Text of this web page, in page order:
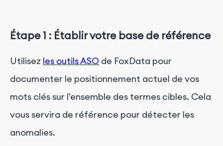
Étape 1 : Établir votre base de référence
Utilisez les outils ASO de FoxData pour
documenter le positionnement actuel de vos
mots clés sur l'ensemble des termes cibles. Cela
vous servira de référence pour détecter les
anomalies.